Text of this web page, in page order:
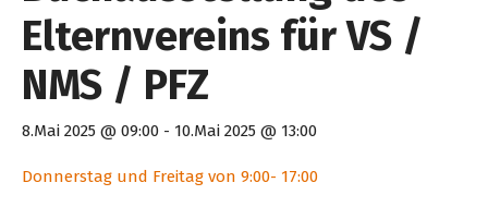
Elternvereins für VS /
NMS / PFZ
8.Mai 2025 @ 09:00 - 10.Mai 2025 @ 13:00
Donnerstag und Freitag von 9:00- 17:00